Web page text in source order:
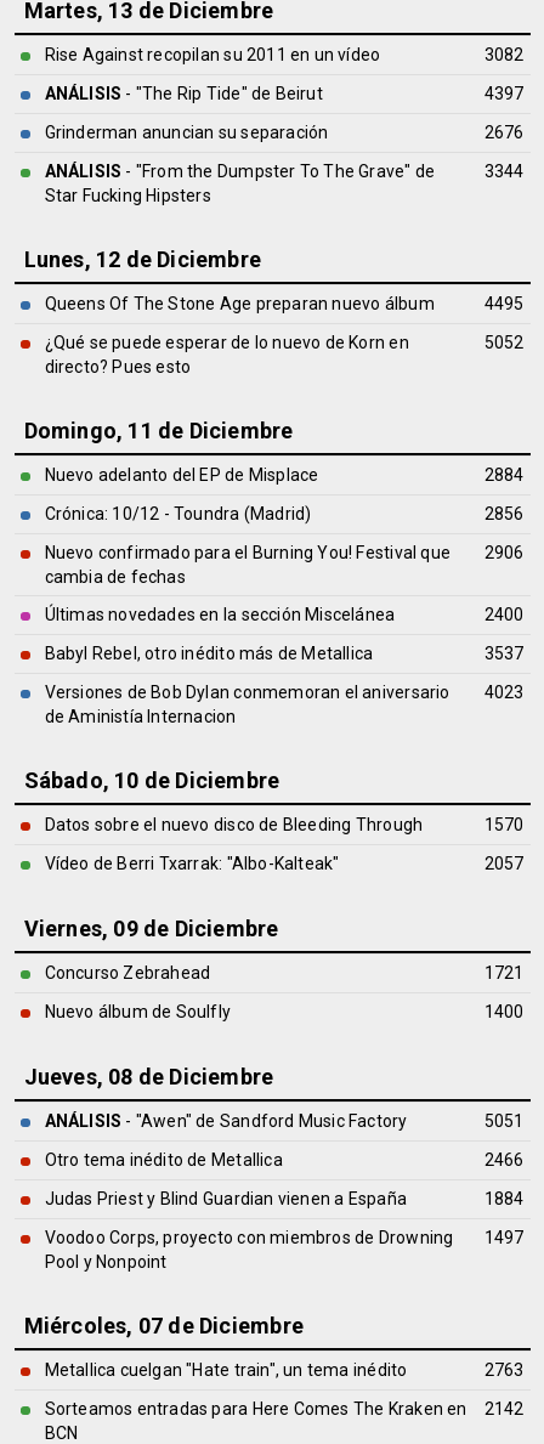
Martes, 13 de Diciembre
Rise Against recopilan su 2011 en un vídeo
3082
ANÁLISIS - "The Rip Tide" de Beirut
4397
Grinderman anuncian su separación
2676
ANÁLISIS - "From the Dumpster To The Grave" de
Star Fucking Hipsters
3344
Lunes, 12 de Diciembre
Queens Of The Stone Age preparan nuevo álbum
4495
¿Qué se puede esperar de lo nuevo de Korn en
directo? Pues esto
5052
Domingo, 11 de Diciembre
Nuevo adelanto del EP de Misplace
2884
Crónica: 10/12 - Toundra (Madrid)
2856
Nuevo confirmado para el Burning You! Festival que
cambia de fechas
2906
Últimas novedades en la sección Miscelánea
2400
Babyl Rebel, otro inédito más de Metallica
3537
Versiones de Bob Dylan conmemoran el aniversario
de Aministía Internacion
4023
Sábado, 10 de Diciembre
Datos sobre el nuevo disco de Bleeding Through
1570
Vídeo de Berri Txarrak: "Albo-Kalteak"
2057
Viernes, 09 de Diciembre
Concurso Zebrahead
1721
Nuevo álbum de Soulfly
1400
Jueves, 08 de Diciembre
ANÁLISIS - "Awen" de Sandford Music Factory
5051
Otro tema inédito de Metallica
2466
Judas Priest y Blind Guardian vienen a España
1884
Voodoo Corps, proyecto con miembros de Drowning
Pool y Nonpoint
1497
Miércoles, 07 de Diciembre
Metallica cuelgan "Hate train", un tema inédito
2763
Sorteamos entradas para Here Comes The Kraken en
BCN
2142